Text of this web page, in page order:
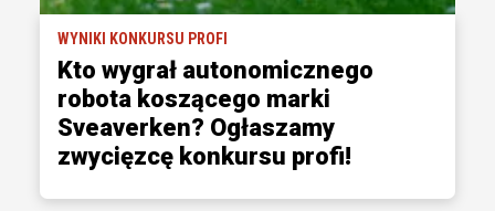
WYNIKI KONKURSU PROFI
Kto wygrał autonomicznego
robota koszącego marki
Sveaverken? Ogłaszamy
zwycięzcę konkursu profi!